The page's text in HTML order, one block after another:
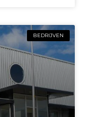
BEDRIJVEN